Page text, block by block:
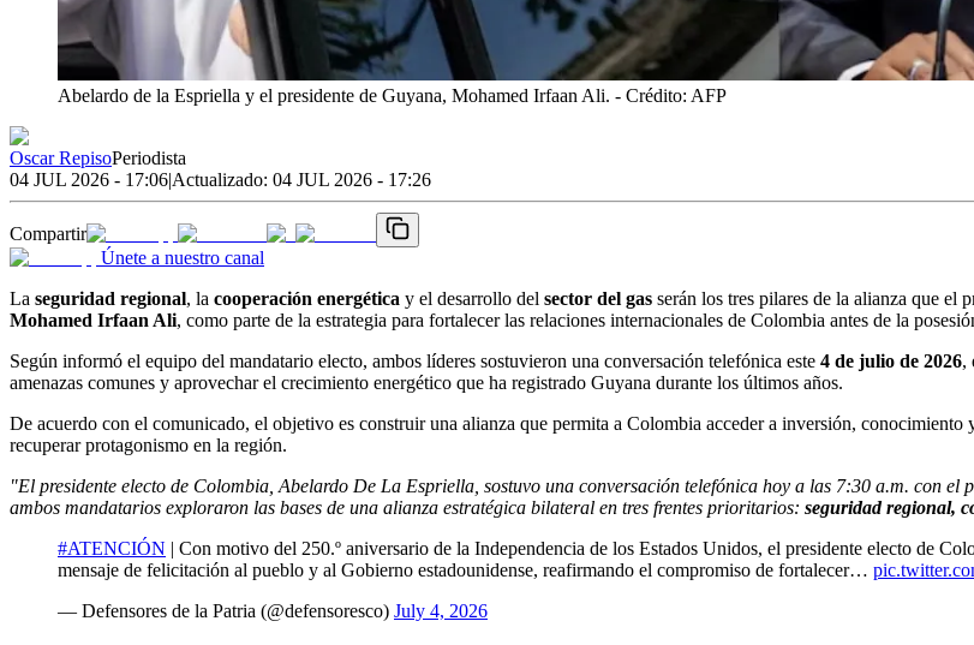
Abelardo de la Espriella y el presidente de Guyana, Mohamed Irfaan Ali. - Crédito: AFP
Oscar RepisoPeriodista
04 JUL 2026 - 17:06|Actualizado: 04 JUL 2026 - 17:26
Compartir
Únete a nuestro canal
La seguridad regional, la cooperación energética y el desarrollo del sector del gas serán los tres pilares de la alianza que el
Mohamed Irfaan Ali, como parte de la estrategia para fortalecer las relaciones internacionales de Colombia antes de la
Según informó el equipo del mandatario electo, ambos líderes sostuvieron una conversación telefónica este 4 de julio de 2026,
amenazas comunes y aprovechar el crecimiento energético que ha registrado Guyana durante los últimos años.
De acuerdo con el comunicado, el objetivo es construir una alianza que permita a Colombia acceder a inversión,
recuperar protagonismo en la región.
"El presidente electo de Colombia, Abelardo De La Espriella, sostuvo una conversación telefónica hoy a las 7:30 a.m. con
ambos mandatarios exploraron las bases de una alianza estratégica bilateral en tres frentes prioritarios: seguridad regional,
#ATENCIÓN | Con motivo del 250.º aniversario de la Independencia de los Estados Unidos, el presidente electo de
mensaje de felicitación al pueblo y al Gobierno estadounidense, reafirmando el compromiso de fortalecer…
— Defensores de la Patria (@defensoresco) July 4, 2026